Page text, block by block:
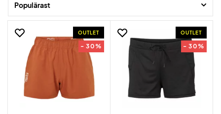
Populärast
OUTLET
- 30%
OUTLET
- 30%